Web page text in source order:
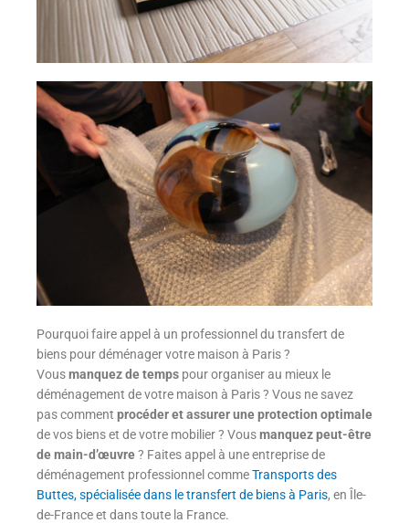
Pourquoi faire appel à un professionnel du transfert de
biens pour déménager votre maison à Paris ?
Vousmanquez de temps pour organiser au mieux le
déménagement de votre maison à Paris ? Vous ne savez
pas comment procéder et assurer une protection optimale
de vos biens et de votre mobilier ? Vousmanquez peut-être
de main-d’œuvre? Faites appel à une entreprise de
déménagement professionnel commeTransports des
Buttes, spécialisée dans le transfert de biens à Paris, en Île-
de-France et dans toute la France.